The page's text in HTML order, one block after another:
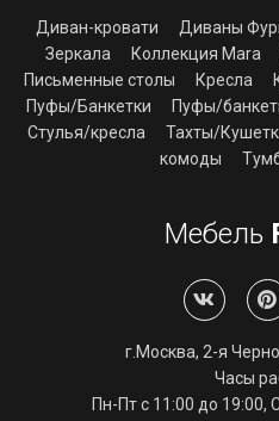
Диван-кровати Диваны
Зеркала
Коллекция Mara
Письменные столы
Кресла
Пуфы/Банкетки
Пуфы/
Стулья/кресла
Тахты/
комоды
Мебель
г.Москва, 2-я
Часы
Пн-Пт с 11:00 до 19:00,